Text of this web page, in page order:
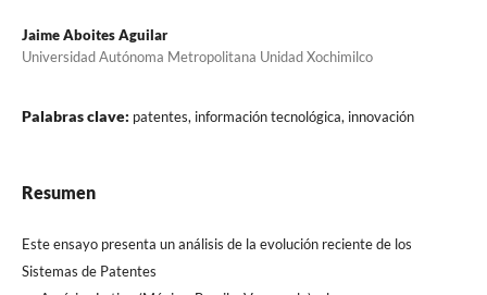
Jaime Aboites Aguilar
Universidad Autónoma Metropolitana Unidad Xochimilco
Palabras clave: patentes, información tecnológica, innovación
Resumen
Este ensayo presenta un análisis de la evolución reciente de los
Sistemas de Patentes